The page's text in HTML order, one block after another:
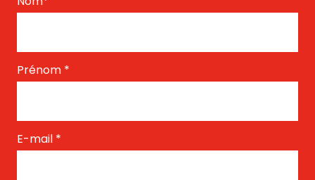
Prénom *
E-mail *